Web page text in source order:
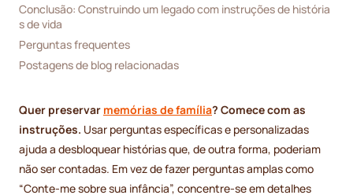
Conclusão: Construindo um legado com instruções de história
s de vida
Perguntas frequentes
Postagens de blog relacionadas
Quer preservar memórias de família? Comece com as
instruções. Usar perguntas específicas e personalizadas
ajuda a desbloquear histórias que, de outra forma, poderiam
não ser contadas. Em vez de fazer perguntas amplas como
“Conte-me sobre sua infância”, concentre-se em detalhes